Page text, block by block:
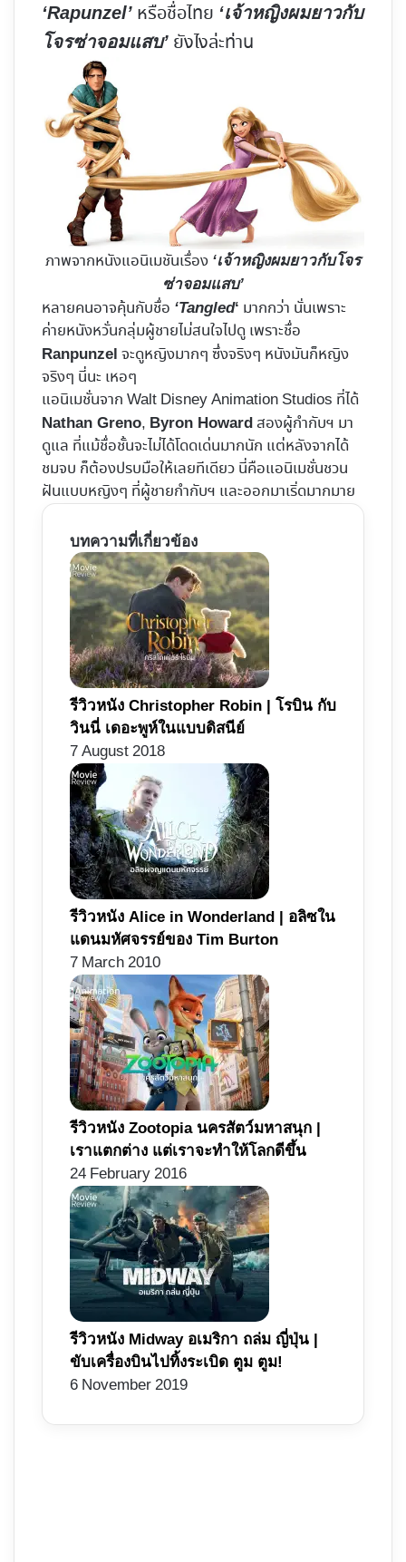
‘Rapunzel’ หรือชื่อไทย ‘เจ้าหญิงผมยาวกับ
โจรซ่าจอมแสบ’ ยังไงล่ะท่าน
ภาพจากหนังแอนิเมชันเรื่อง ‘เจ้าหญิงผมยาวกับโจร
ซ่าจอมแสบ’
หลายคนอาจคุ้นกับชื่อ ‘Tangled‘ มากกว่า นั่นเพราะ
ค่ายหนังหวั่นกลุ่มผู้ชายไม่สนใจไปดู เพราะชื่อ
Ranpunzel จะดูหญิงมากๆ ซึ่งจริงๆ หนังมันก็หญิง
จริงๆ นี่นะ เหอๆ
แอนิเมชั่นจาก Walt Disney Animation Studios ที่ได้
Nathan Greno, Byron Howard สองผู้กำกับฯ มา
ดูแล ที่แม้ชื่อชั้นจะไม่ได้โดดเด่นมากนัก แต่หลังจากได้
ชมจบ ก็ต้องปรบมือให้เลยทีเดียว นี่คือแอนิเมชั่นชวน
ฝันแบบหญิงๆ ที่ผู้ชายกำกับฯ และออกมาเริ่ดมากมาย
บทความที่เกี่ยวข้อง
รีวิวหนัง Christopher Robin | โรบิน กับ
วินนี่ เดอะพูห์ในแบบดิสนีย์
7 August 2018
รีวิวหนัง Alice in Wonderland | อลิซใน
แดนมหัศจรรย์ของ Tim Burton
7 March 2010
รีวิวหนัง Zootopia นครสัตว์มหาสนุก |
เราแตกต่าง แต่เราจะทำให้โลกดีขึ้น
24 February 2016
รีวิวหนัง Midway อเมริกา ถล่ม ญี่ปุ่น |
ขับเครื่องบินไปทิ้งระเบิด ตูม ตูม!
6 November 2019